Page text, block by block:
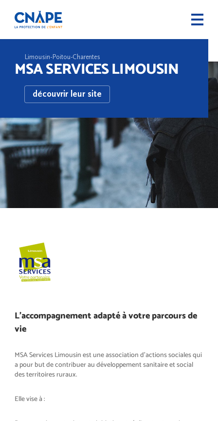
Limousin-Poitou-Charentes
MSA SERVICES LIMOUSIN
découvrir leur site
L'accompagnement adapté à votre parcours de
vie
MSA Services Limousin est une association d’actions sociales qui
a pour but de contribuer au développement sanitaire et social
des territoires ruraux.
Elle vise à :